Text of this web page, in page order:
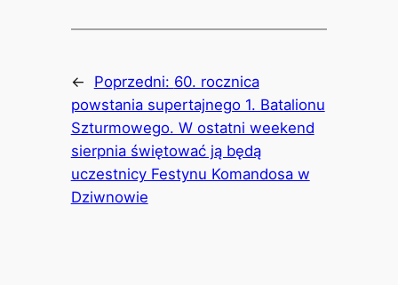
← Poprzedni: 60. rocznica
powstania supertajnego 1. Batalionu
Szturmowego. W ostatni weekend
sierpnia świętować ją będą
uczestnicy Festynu Komandosa w
Dziwnowie